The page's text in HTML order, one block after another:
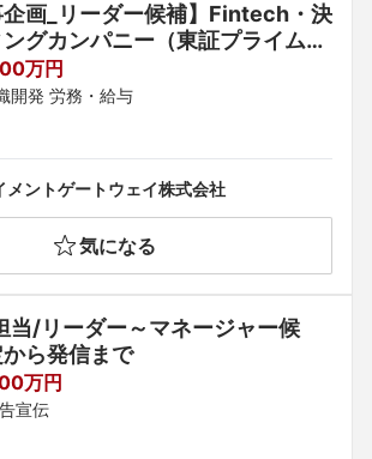
企画_リーダー候補】Fintech・決
グカンパニー（東証プライム上
万円
開発 労務・給与
メントゲートウェイ株式会社
気になる
当/リーダー～マネージャー候
ら発信まで
万円
宣伝